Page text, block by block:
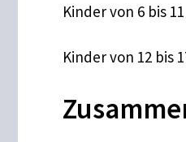
Kinder von 6 bis
Kinder von 12 bis